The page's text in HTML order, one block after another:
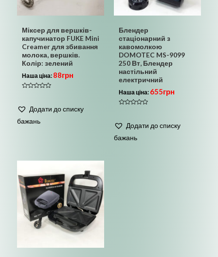
Міксер для вершків-
капучинатор FUKE Mini
Creamer для збивання
молока, вершків.
Колір: зелений
Наша ціна: 88грн
з
Додати до списку
бажань
Блендер
стаціонарний з
кавомолкою
DOMOTEC MS-9099
250 Вт, Блендер
настільний
електричний
Наша ціна: 655грн
з
Додати до списку
бажань